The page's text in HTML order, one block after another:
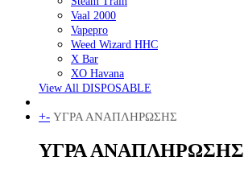
Vaal 2000
Vapepro
Weed Wizard HHC
X Bar
XO Havana
View All DISPOSABLE
+- ΥΓΡΑ ΑΝΑΠΛΗΡΩΣΗΣ
ΥΓΡΑ ΑΝΑΠΛΗΡΩΣΗΣ